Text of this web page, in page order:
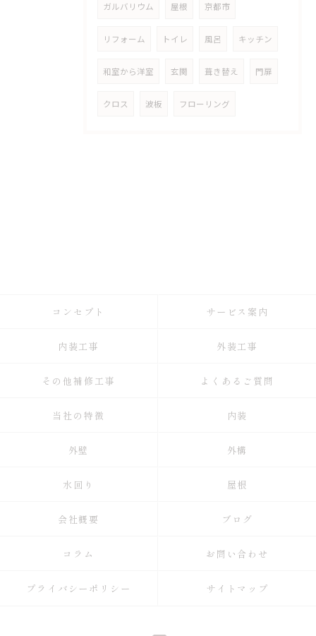
ガルバリウム 屋根 京都市
リフォーム トイレ 風呂 キッチン
和室から洋室 玄関 葺き替え 門扉
クロス 波板 フローリング
コンセプト サービス案内
内装工事 外装工事
その他補修工事 よくあるご質問
当社の特徴 内装
外壁 外構
水回り 屋根
会社概要 ブログ
コラム お問い合わせ
プライバシーポリシー サイトマップ